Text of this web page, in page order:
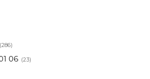
(286)
06 (23)